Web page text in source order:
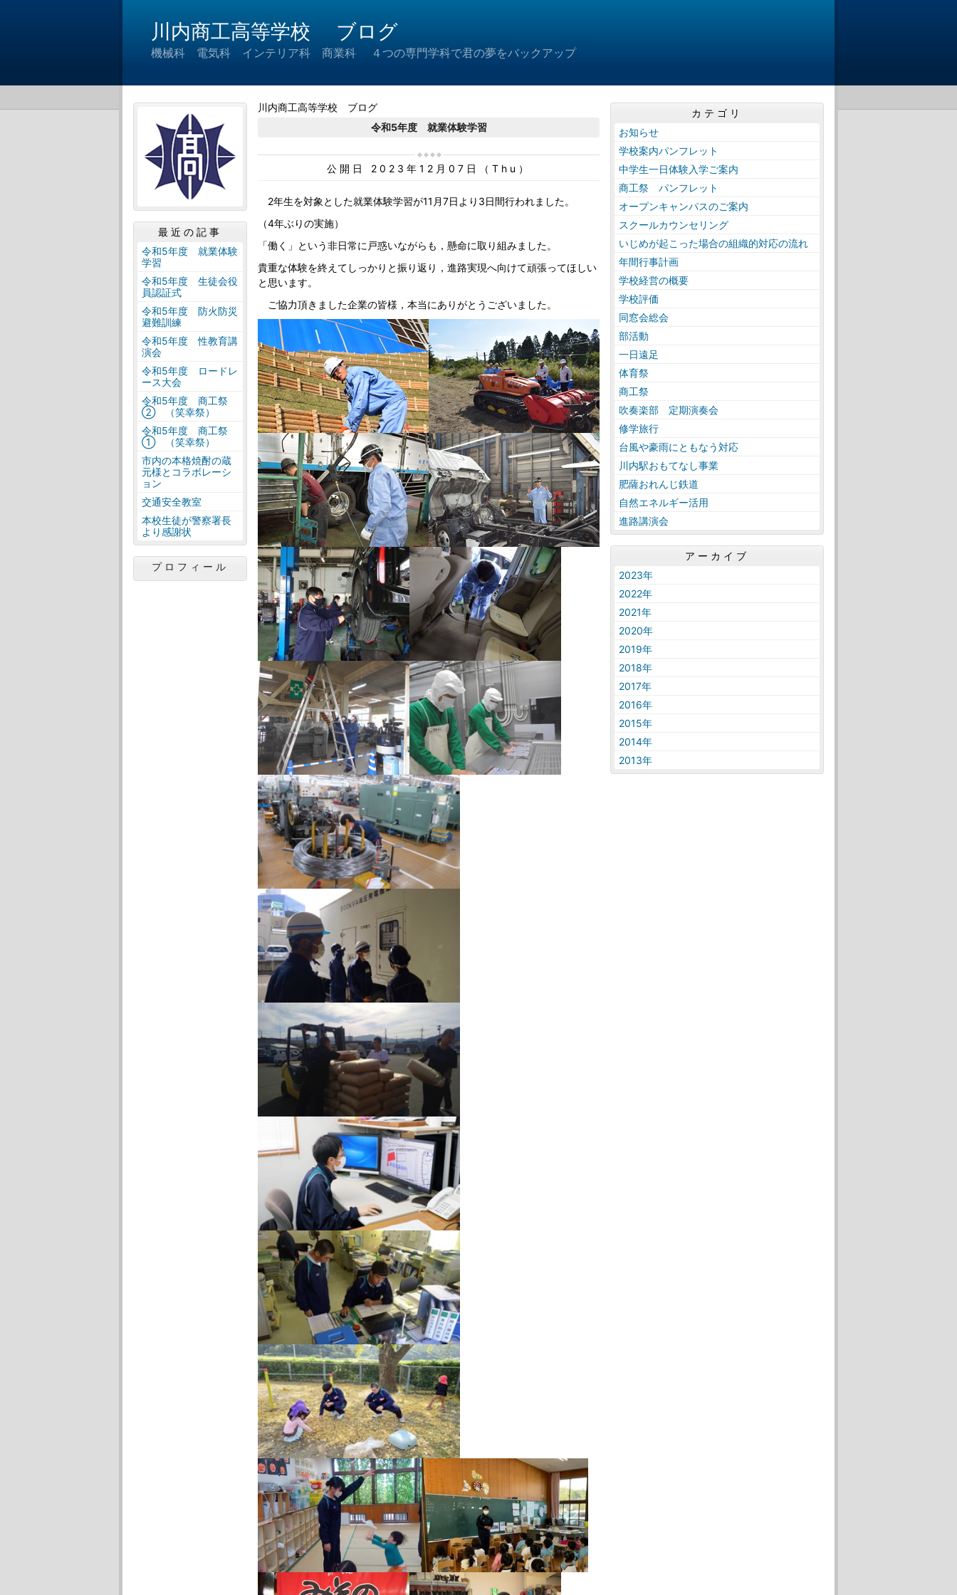
川内商工高等学校 ブログ
機械科 電気科 インテリア科 商業科 ４つの専門学科で君の夢をバックアップ
川内商工高等学校 ブログ
令和5年度 就業体験学習
公開日 2023年12月07日（Thu）
2年生を対象とした就業体験学習が11月7日より3日間行われました。
（4年ぶりの実施）
「働く」という非日常に戸惑いながらも，懸命に取り組みました。
貴重な体験を終えてしっかりと振り返り，進路実現へ向けて頑張ってほしい
と思います。
ご協力頂きました企業の皆様，本当にありがとうございました。
最近の記事
令和5年度 就業体験
学習
令和5年度 生徒会役
員認証式
令和5年度 防火防災
避難訓練
令和5年度 性教育講
演会
令和5年度 ロードレ
ース大会
令和5年度 商工祭
② （笑幸祭）
令和5年度 商工祭
① （笑幸祭）
市内の本格焼酎の蔵
元様とコラボレーシ
ョン
交通安全教室
本校生徒が警察署長
より感謝状
プロフィール
カテゴリ
お知らせ
学校案内パンフレット
中学生一日体験入学ご案内
商工祭 パンフレット
オープンキャンパスのご案内
スクールカウンセリング
いじめが起こった場合の組織的対応の流れ
年間行事計画
学校経営の概要
学校評価
同窓会総会
部活動
一日遠足
体育祭
商工祭
吹奏楽部 定期演奏会
修学旅行
台風や豪雨にともなう対応
川内駅おもてなし事業
肥薩おれんじ鉄道
自然エネルギー活用
進路講演会
アーカイブ
2023年
2022年
2021年
2020年
2019年
2018年
2017年
2016年
2015年
2014年
2013年